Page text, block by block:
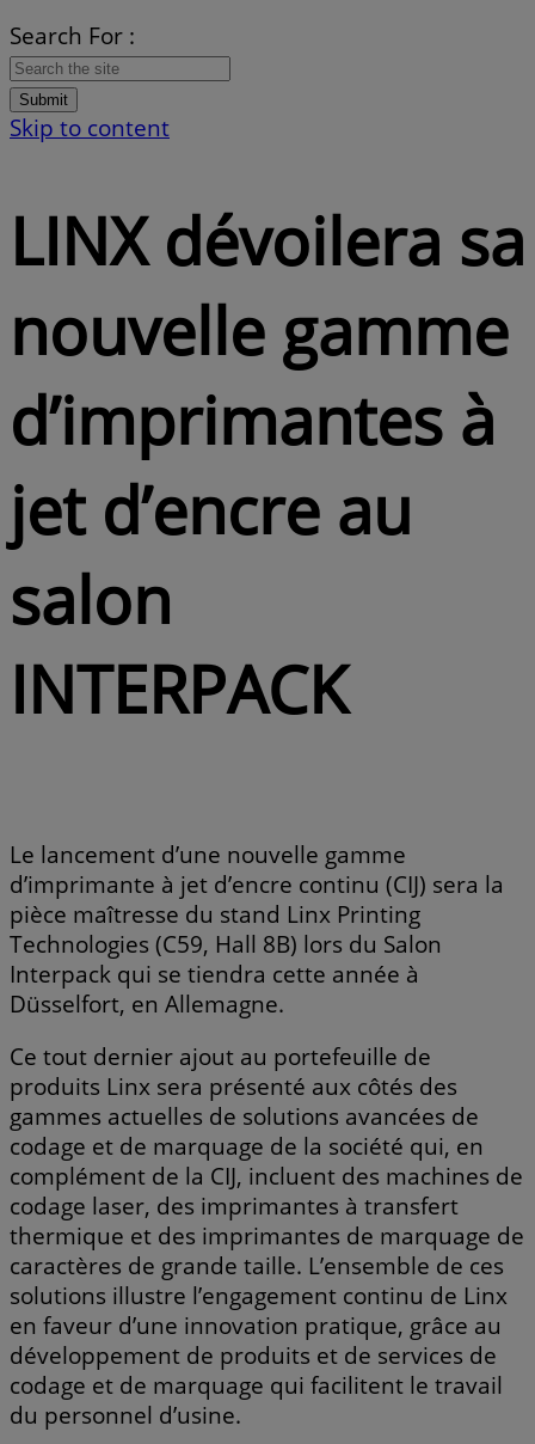
Search For :
Submit
Skip to content
LINX dévoilera sa
nouvelle gamme
d’imprimantes à
jet d’encre au
salon
INTERPACK
Le lancement d’une nouvelle gamme
d’imprimante à jet d’encre continu (CIJ) sera la
pièce maîtresse du stand Linx Printing
Technologies (C59, Hall 8B) lors du Salon
Interpack qui se tiendra cette année à
Düsselfort, en Allemagne.
Ce tout dernier ajout au portefeuille de
produits Linx sera présenté aux côtés des
gammes actuelles de solutions avancées de
codage et de marquage de la société qui, en
complément de la CIJ, incluent des machines de
codage laser, des imprimantes à transfert
thermique et des imprimantes de marquage de
caractères de grande taille. L’ensemble de ces
solutions illustre l’engagement continu de Linx
en faveur d’une innovation pratique, grâce au
développement de produits et de services de
codage et de marquage qui facilitent le travail
du personnel d’usine.